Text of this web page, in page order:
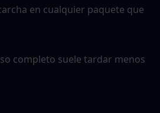
en cualquier paquete que
completo suele tardar menos